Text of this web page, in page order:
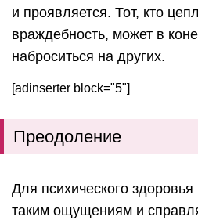
и проявляется. Тот, кто
враждебность, может в
наброситься на других.
[adinserter block="5"]
Преодоление
Для психического
таким ощущениям и